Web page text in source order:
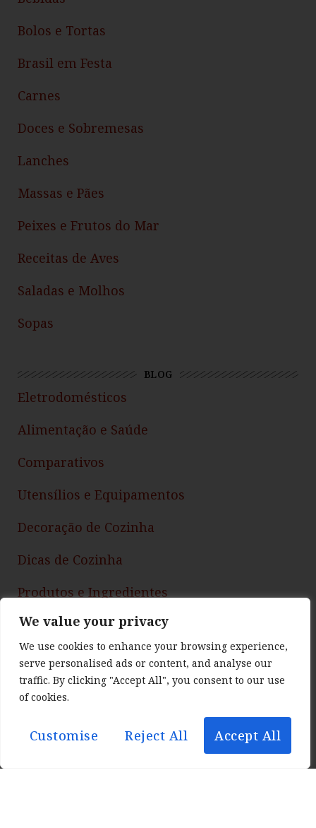
We value your privacy
We use cookies to enhance your browsing experience,
serve personalised ads or content, and analyse our
traffic. By clicking "Accept All", you consent to our use
of cookies.
Customise Reject All Accept All
Bolos e Tortas
Brasil em Festa
Carnes
Doces e Sobremesas
Lanches
Massas e Pães
Peixes e Frutos do Mar
Receitas de Aves
Saladas e Molhos
Sopas
BLOG
Eletrodomésticos
Alimentação e Saúde
Comparativos
Utensílios e Equipamentos
Decoração de Cozinha
Dicas de Cozinha
Produtos e Ingredientes
SOCIAL
Vem com a gente! Siga nossas redes sociais
e faça parte da nossa comunidade.